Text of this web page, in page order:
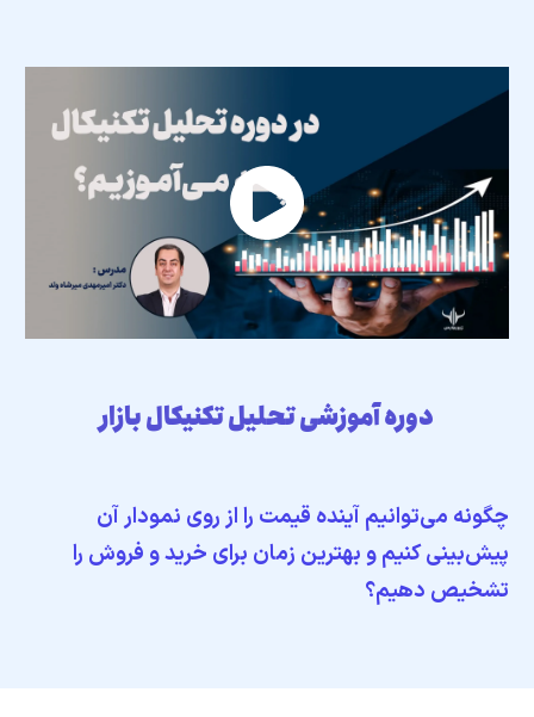
دوره آموزشی تحلیل تکنیکال بازار
چگونه می‌توانیم آینده قیمت را از روی نمودار آن
پیش‌بینی کنیم و بهترین زمان برای خرید و فروش را
تشخیص دهیم؟